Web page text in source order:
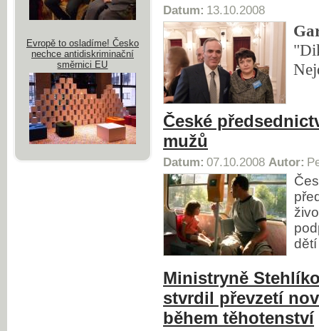
Datum: 13.10.2008
České
mužů
Datum: 07.10.2008 Autor:
Ministryně
stvrdil převzetí
během těhotenství
Evropě to osladíme! Česko
nechce antidiskriminační
směrnici EU